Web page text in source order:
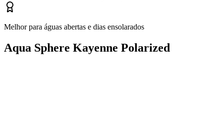
Melhor para águas abertas e dias ensolarados
Aqua Sphere Kayenne Polarized